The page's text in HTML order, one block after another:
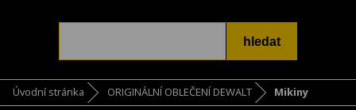
Úvodní stránka ORIGINÁLNÍ OBLEČENÍ DEWALT Mikiny